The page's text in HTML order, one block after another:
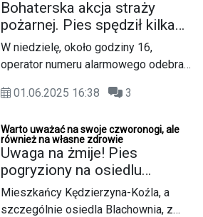
zauważył psa przywiązanego do
drzewa w lesie, niedaleko torów. Pies
miał jasną sierść i niebieską smycz.
Był przemoknięty. Sprawa psa
postanowili szukać go na własną rękę.
Bohaterska akcja straży
pożarnej. Pies spędził kilka
godzin na nagrzanym
balkonie
W niedzielę, około godziny 16,
operator numeru alarmowego odebrał
pozostawionego bez opieki na
Piotra Skargi. Z relacji zgłaszającego
wynikało, że zwierzę przebywa tam
już od kilku godzin, narażone na
01.06.2025 16:38 3
Warto uważać na swoje czworonogi, ale
również na własne zdrowie
Uwaga na żmije! Pies
pogryziony na osiedlu
Blachownia niestety nie
przeżył
Mieszkańcy Kędzierzyna-Koźla, a
szczególnie osiedla Blachownia, z